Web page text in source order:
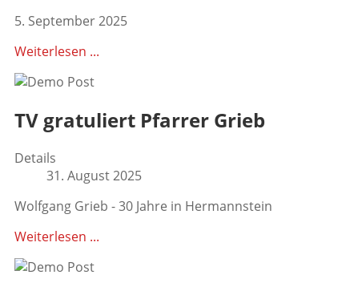
5. September 2025
Weiterlesen ...
TV gratuliert Pfarrer Grieb
Details
31. August 2025
Wolfgang Grieb - 30 Jahre in Hermannstein
Weiterlesen ...